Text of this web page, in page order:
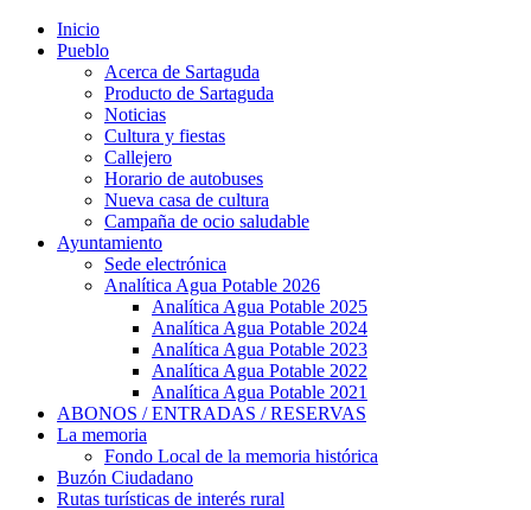
Inicio
Pueblo
Acerca de Sartaguda
Producto de Sartaguda
Noticias
Cultura y fiestas
Callejero
Horario de autobuses
Nueva casa de cultura
Campaña de ocio saludable
Ayuntamiento
Sede electrónica
Analítica Agua Potable 2026
Analítica Agua Potable 2025
Analítica Agua Potable 2024
Analítica Agua Potable 2023
Analítica Agua Potable 2022
Analítica Agua Potable 2021
ABONOS / ENTRADAS / RESERVAS
La memoria
Fondo Local de la memoria histórica
Buzón Ciudadano
Rutas turísticas de interés rural